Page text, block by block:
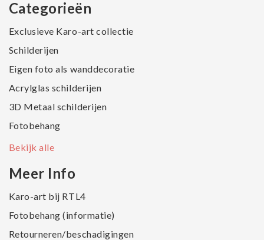
Categorieën
Exclusieve Karo-art collectie
Schilderijen
Eigen foto als wanddecoratie
Acrylglas schilderijen
3D Metaal schilderijen
Fotobehang
Bekijk alle
Meer Info
Karo-art bij RTL4
Fotobehang (informatie)
Retourneren/beschadigingen